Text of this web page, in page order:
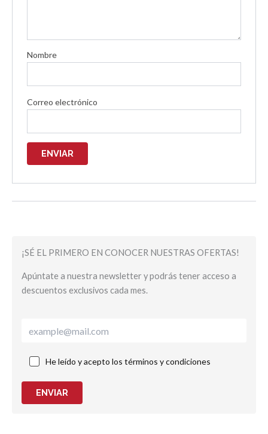
Nombre
Correo electrónico
¡SÉ EL PRIMERO EN CONOCER NUESTRAS OFERTAS!
Apúntate a nuestra newsletter y podrás tener acceso a
descuentos exclusivos cada mes.
He leído y acepto los términos y condiciones
ENVIAR